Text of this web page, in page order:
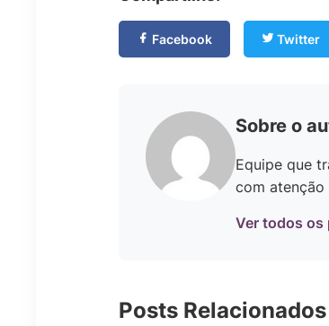
Facebook Twitter
Sobre o
Equipe que
com atenção
Ver todos
Posts Relacionados